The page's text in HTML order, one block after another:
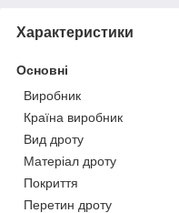
Характеристики
Основні
Виробник
Країна виробник
Вид дроту
Матеріал дроту
Покриття
Перетин дроту